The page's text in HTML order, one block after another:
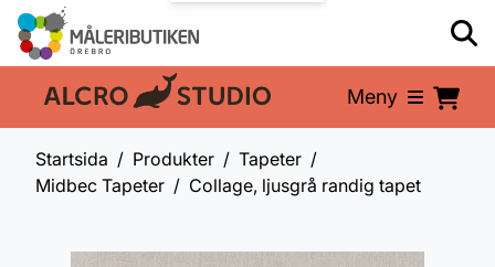
En del av: Meny
Startsida Produkter
Tapeter
Midbec Tapeter
Collage, ljusgrå randig tapet